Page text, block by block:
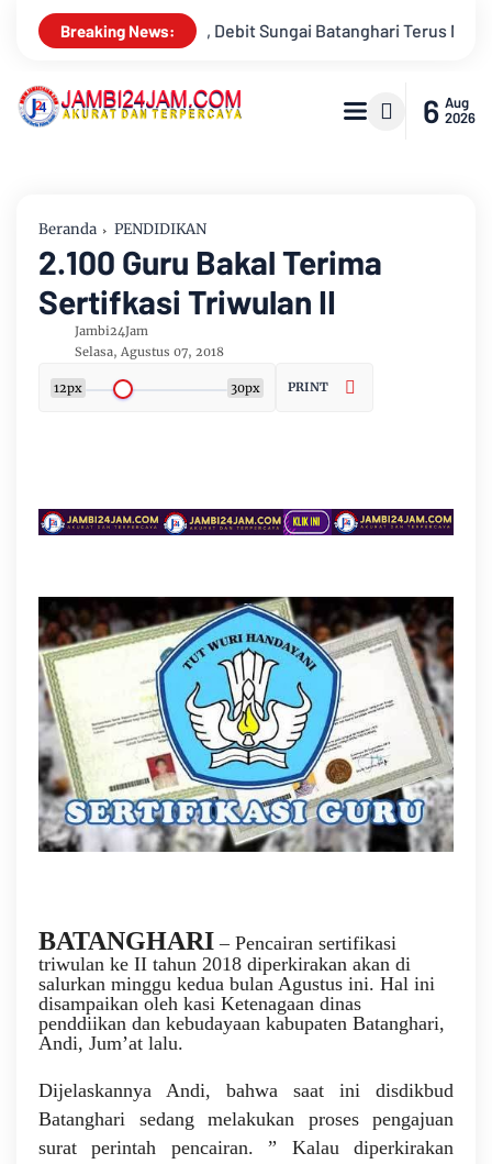
Breaking News:
Terus Menyusut, Jambi Hadapi Ancaman Krisis Air Bersih
6 Aug
2026
Beranda PENDIDIKAN
2.100 Guru Bakal Terima
Sertifkasi Triwulan II
Jambi24Jam
Selasa, Agustus 07, 2018
12px 30px PRINT
BATANGHARI – Pencairan sertifikasi
triwulan ke II tahun 2018 diperkirakan akan di
salurkan minggu kedua bulan Agustus ini. Hal ini
disampaikan oleh kasi Ketenagaan dinas
penddiikan dan kebudayaan kabupaten Batanghari,
Andi, Jum’at lalu.
Dijelaskannya Andi, bahwa saat ini disdikbud
Batanghari sedang melakukan proses pengajuan
surat perintah pencairan. ” Kalau diperkirakan